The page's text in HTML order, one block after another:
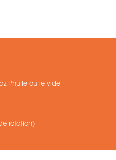
l'huile ou le vide
rotation)